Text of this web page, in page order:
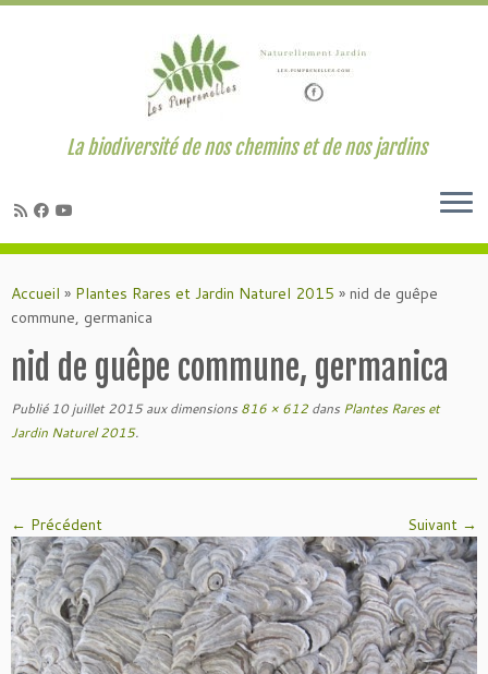
au
contenu
La biodiversité de nos chemins et de nos jardins
Accueil » Plantes Rares et Jardin Naturel 2015 » nid de guêpe
commune, germanica
nid de guêpe commune, germanica
Publié 10 juillet 2015aux dimensions 816 × 612 dans Plantes Rares et
Jardin Naturel 2015.
← Précédent Suivant →